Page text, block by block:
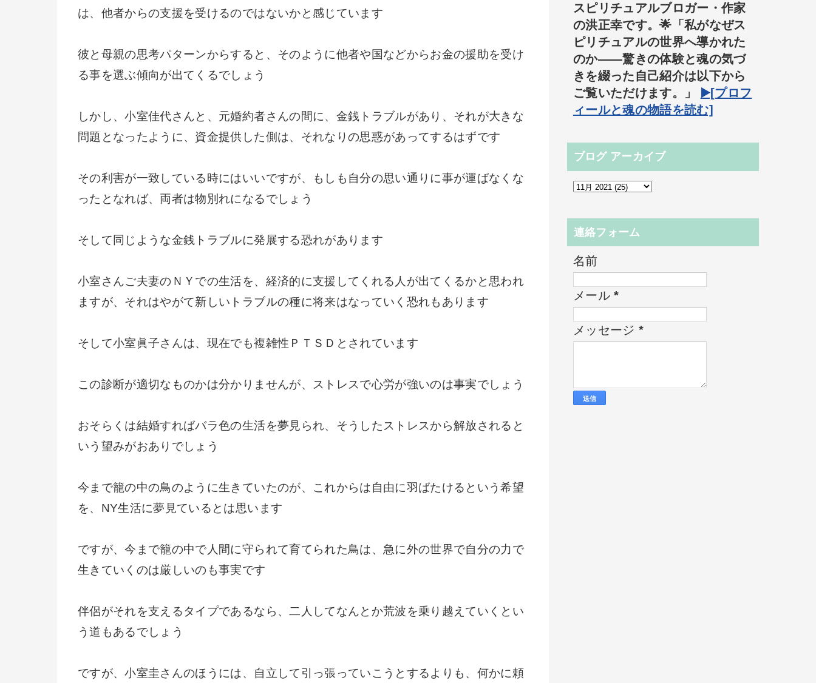
は、他者からの支援を受けるのではないかと感じています
彼と母親の思考パターンからすると、そのように他者や国などからお金の援助を受け
る事を選ぶ傾向が出てくるでしょう
しかし、小室佳代さんと、元婚約者さんの間に、金銭トラブルがあり、それが大きな
問題となったように、資金提供した側は、それなりの思惑があってするはずです
その利害が一致している時にはいいですが、もしも自分の思い通りに事が運ばなくな
ったとなれば、両者は物別れになるでしょう
そして同じような金銭トラブルに発展する恐れがあります
小室さんご夫妻のＮＹでの生活を、経済的に支援してくれる人が出てくるかと思われ
ますが、それはやがて新しいトラブルの種に将来はなっていく恐れもあります
そして小室眞子さんは、現在でも複雑性ＰＴＳＤとされています
この診断が適切なものかは分かりませんが、ストレスで心労が強いのは事実でしょう
おそらくは結婚すればバラ色の生活を夢見られ、そうしたストレスから解放されると
いう望みがおありでしょう
今まで籠の中の鳥のように生きていたのが、これからは自由に羽ばたけるという希望
を、NY生活に夢見ているとは思います
ですが、今まで籠の中で人間に守られて育てられた鳥は、急に外の世界で自分の力で
生きていくのは厳しいのも事実です
伴侶がそれを支えるタイプであるなら、二人してなんとか荒波を乗り越えていくとい
う道もあるでしょう
ですが、小室圭さんのほうには、自立して引っ張っていこうとするよりも、何かに頼
スピリチュアルブロガー・作家
の洪正幸です。🌟「私がなぜス
ピリチュアルの世界へ導かれた
のか――驚きの体験と魂の気づ
きを綴った自己紹介は以下から
ご覧いただけます。」
▶️[プロフ
ィールと魂の物語を読む]
ブログ アーカイブ
連絡フォーム
名前
メール*
メッセージ *